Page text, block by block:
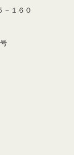
－１６０